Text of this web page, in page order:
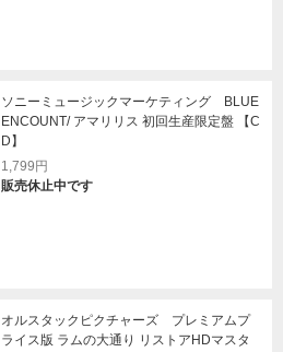
ソニーミュージックマーケティング BLUE
ENCOUNT/ アマリリス 初回生産限定盤 【C
D】
1,799円
販売休止中です
オルスタックピクチャーズ プレミアムプ
ライス版 ラムの大通り リストアHDマスタ